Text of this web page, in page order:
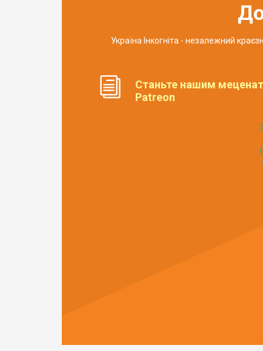
Україна Інкогніта - незалежний
Станьте нашим
Patreon